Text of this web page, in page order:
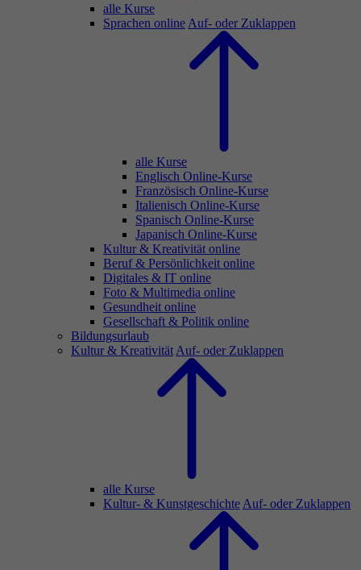
alle Kurse
Sprachen online Auf- oder Zuklappen
alle Kurse
Englisch Online-Kurse
Französisch Online-Kurse
Italienisch Online-Kurse
Spanisch Online-Kurse
Japanisch Online-Kurse
Kultur & Kreativität online
Beruf & Persönlichkeit online
Digitales & IT online
Foto & Multimedia online
Gesundheit online
Gesellschaft & Politik online
Bildungsurlaub
Kultur & Kreativität Auf- oder Zuklappen
alle Kurse
Kultur- & Kunstgeschichte Auf- oder Zuklappen